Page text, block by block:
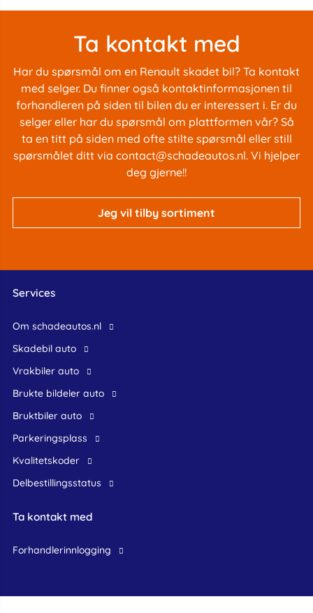
Ta kontakt med
Har du spørsmål om en Renault skadet bil? Ta kontakt
med selger. Du finner også kontaktinformasjonen til
forhandleren på siden til bilen du er interessert i. Er du
selger eller har du spørsmål om plattformen vår? Så
ta en titt på siden med ofte stilte spørsmål eller still
spørsmålet ditt via contact@schadeautos.nl. Vi hjelper
deg gjerne!!
Jeg vil tilby sortiment
Services
Om schadeautos.nl
skadebil auto
Vrakbiler auto
Brukte bildeler auto
bruktbiler auto
Parkeringsplass
Kvalitetskoder
Delbestillingsstatus
Ta kontakt med
forhandlerinnlogging